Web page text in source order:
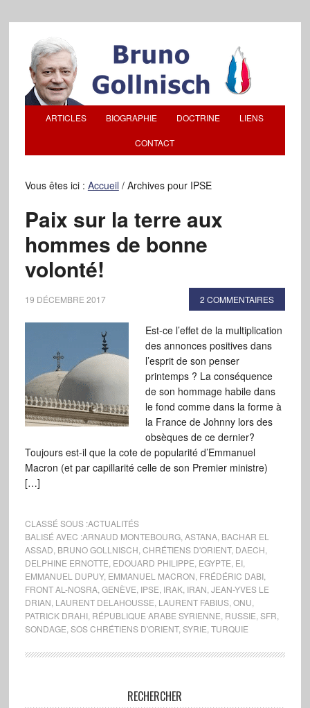
ARTICLES BIOGRAPHIE DOCTRINE LIENS
CONTACT
Vous êtes ici : Accueil /Archives pour IPSE
Paix sur la terre aux
hommes de bonne
volonté!
19 DÉCEMBRE 2017 2 COMMENTAIRES
Est-ce l’effet de la multiplication
des annonces positives dans
l’esprit de son penser
printemps ? La conséquence
de son hommage habile dans
le fond comme dans la forme à
la France de Johnny lors des
obsèques de ce dernier?
Toujours est-il que la cote de popularité d’Emmanuel
Macron (et par capillarité celle de son Premier ministre)
[…]
CLASSÉ SOUS :ACTUALITÉS
BALISÉ AVEC :ARNAUD MONTEBOURG, ASTANA, BACHAR EL
ASSAD BRUNO GOLLNISCH CHRÉTIENS D'ORIENT, DAECH
DELPHINE ERNOTTE EDOUARD PHILIPPE EGYPTE EI,
EMMANUEL DUPUY, EMMANUEL MACRON FRÉDÉRIC DABI,
FRONT AL-NOSRA, GENÈVE IPSE IRAK, IRAN JEAN-YVES LE
DRIAN LAURENT DELAHOUSSE LAURENT FABIUS, ONU
PATRICK DRAHI, RÉPUBLIQUE ARABE SYRIENNE RUSSIE SFR
SONDAGE SOS CHRÉTIENS D'ORIENT, SYRIE TURQUIE
RECHERCHER